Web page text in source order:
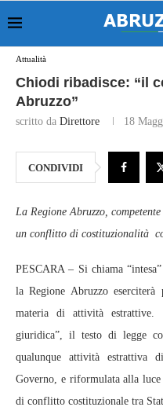
Attualità
Chiodi ribadisce: “il
Abruzzo”
scritto da Direttore 18
CONDIVIDI
La Regione Abruzzo,
un conflitto di costituzionalità
PESCARA – Si chiama
la Regione Abruzzo
materia di attività estrattive.
giuridica”, il testo di legge
qualunque attività estrattiva
Governo, e riformulata alla
di conflitto costituzionale tra